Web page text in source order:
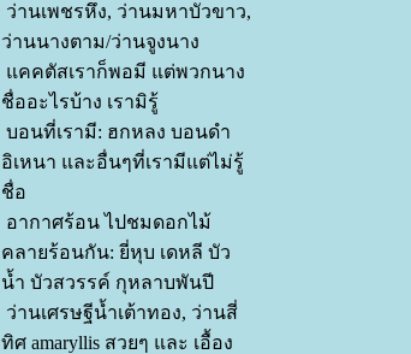
ว่านเพชรหึง, ว่านมหาบัวขาว,
ว่านนางตาม/ว่านจูงนาง
คคตัสเราก็พอมี แต่พวกนาง
ชื่ออะไรบ้าง เรามิรู้
บอนที่เรามี: ฮกหลง บอนดำ
อิเหนา และอื่นๆที่เรามีแต่ไม่รู้
ชื่อ
อากาศร้อน ไปชมดอกไม้
คลายร้อนกัน: ยี่หุบ เดหลี บัว
น้ำ บัวสวรรค์ กุหลาบพันปี
ว่านเศรษฐีน้ำเต้าทอง, ว่านสี่
ทิศ amaryllis สวยๆ และ เอื้อง